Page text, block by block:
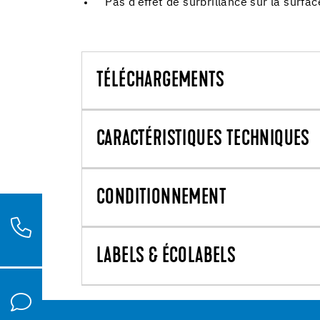
Pas d’effet de surbrillance sur la
TÉLÉCHARGEMENTS
CARACTÉRISTIQUES TECHNIQUES
CONDITIONNEMENT
LABELS & ÉCOLABELS